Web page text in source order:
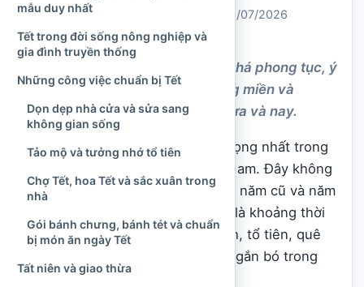
Chi Tran
Cập nhật: 06/07/2026
Tết và tiết tục
1.451 lượt xem
Tết Nguyên Đán là gì? Khám phá phong tục, ý
nghĩa đoàn viên, sắc thái vùng miền và
những biến đổi của Tết Việt xưa và nay.
Tết Nguyên Đán là dịp lễ quan trọng nhất trong
năm đối với nhiều gia đình Việt Nam. Đây không
chỉ là thời điểm chuyển giao giữa năm cũ và năm
, mà còn là khoảng thời
gian con người hướng về gia đình, tổ tiên, quê
hương và những mối quan hệ đã gắn bó trong
suốt một năm.
mẫu duy nhất
Tết trong đời sống nông nghiệp và
gia đình truyền thống
Những công việc chuẩn bị Tết
Dọn dẹp nhà cửa và sửa sang
không gian sống
Tảo mộ và tưởng nhớ tổ tiên
Chợ Tết, hoa Tết và sắc xuân trong
nhà
Gói bánh chưng, bánh tét và chuẩn
bị món ăn ngày Tết
Tất niên và giao thừa